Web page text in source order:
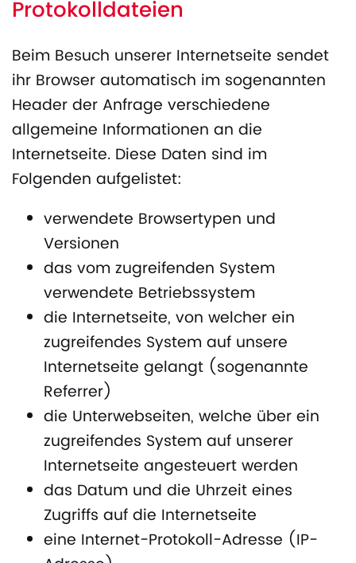
Protokolldateien
Beim Besuch unserer Internetseite sendet
ihr Browser automatisch im sogenannten
Header der Anfrage verschiedene
allgemeine Informationen an die
Internetseite. Diese Daten sind im
Folgenden aufgelistet:
verwendete Browsertypen und
Versionen
das vom zugreifenden System
verwendete Betriebssystem
die Internetseite, von welcher ein
zugreifendes System auf unsere
Internetseite gelangt (sogenannte
Referrer)
die Unterwebseiten, welche über ein
zugreifendes System auf unserer
Internetseite angesteuert werden
das Datum und die Uhrzeit eines
Zugriffs auf die Internetseite
eine Internet-Protokoll-Adresse (IP-